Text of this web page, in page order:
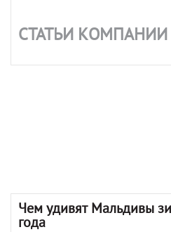
СТАТЬИ КОМПАНИИ
Чем удивят Мальдивы
года